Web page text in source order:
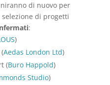
di nuovo per
di progetti
:
)
Aedas London Ltd)
(Buro Happold)
Studio)